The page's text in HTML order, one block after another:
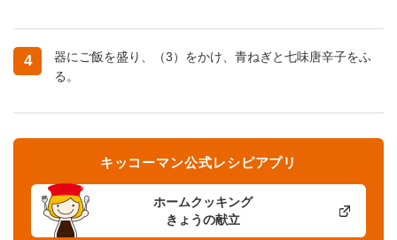
4
器にご飯を盛り、（3）をかけ、青ねぎと七味唐辛子をふ
る。
ホームクッキング
きょうの献立
キッコーマン公式レシピアプリ